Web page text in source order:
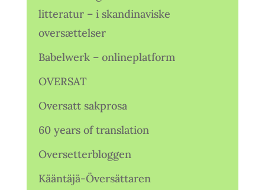
litteratur – i skandinaviske
oversættelser
Babelwerk – onlineplatform
OVERSAT
Oversatt sakprosa
60 years of translation
Oversetterbloggen
Kääntäjä-Översättaren